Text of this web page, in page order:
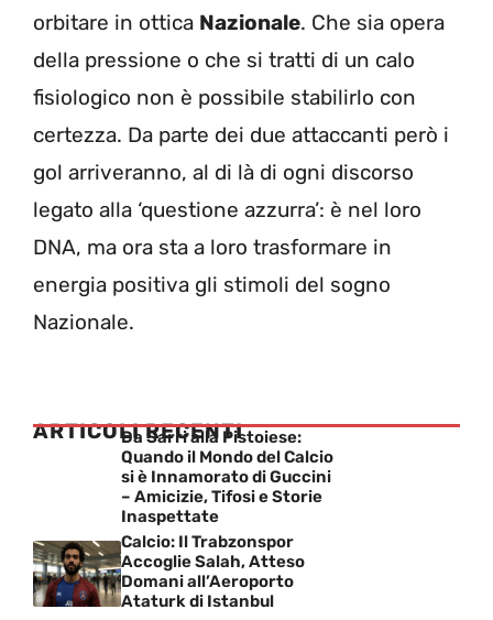
orbitare in ottica Nazionale. Che sia opera
della pressione o che si tratti di un calo
fisiologico non è possibile stabilirlo con
certezza. Da parte dei due attaccanti però i
gol arriveranno, al di là di ogni discorso
legato alla ‘questione azzurra’: è nel loro
DNA, ma ora sta a loro trasformare in
energia positiva gli stimoli del sogno
Nazionale.
ARTICOLI RECENTI
Da Sarri alla Pistoiese:
Quando il Mondo del Calcio
si è Innamorato di Guccini
– Amicizie, Tifosi e Storie
Inaspettate
Calcio: Il Trabzonspor
Accoglie Salah, Atteso
Domani all’Aeroporto
Ataturk di Istanbul